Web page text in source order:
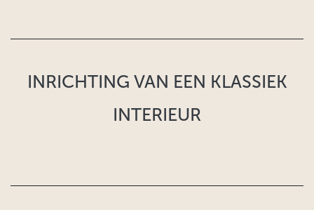
INRICHTING VAN EEN KLASSIEK
INTERIEUR